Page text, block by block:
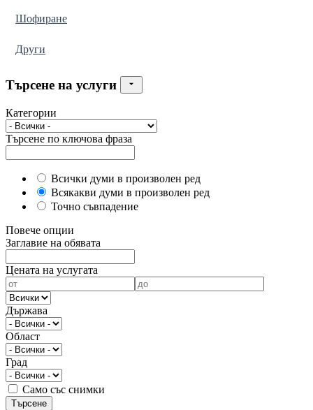
Шофиране
Други
Търсене на услуги
Категории
Търсене по ключова фраза
Всички думи в произволен ред
Всякакви думи в произволен ред
Точно съвпадение
Повече опции
Заглавие на обявата
Цената на услугата
Държава
Област
Град
Само със снимки